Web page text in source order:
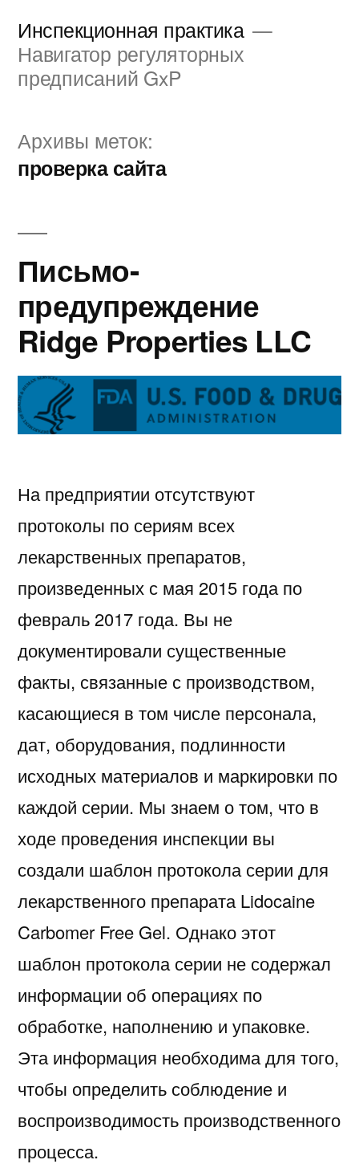
содержимому
Инспекционная практика
Навигатор регуляторных
предписаний GxP
Архивы меток:
проверка сайта
Письмо-
предупреждение
Ridge Properties LLC
На предприятии отсутствуют
протоколы по сериям всех
лекарственных препаратов,
произведенных с мая 2015 года по
февраль 2017 года. Вы не
документировали существенные
факты, связанные с производством,
касающиеся в том числе персонала,
дат, оборудования, подлинности
исходных материалов и маркировки по
каждой серии. Мы знаем о том, что в
ходе проведения инспекции вы
создали шаблон протокола серии для
лекарственного препарата Lidocaine
Carbomer Free Gel. Однако этот
шаблон протокола серии не содержал
информации об операциях по
обработке, наполнению и упаковке.
Эта информация необходима для того,
чтобы определить соблюдение и
воспроизводимость производственного
процесса.